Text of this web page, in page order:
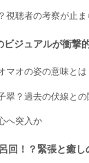
視聴者の考察が止ま
ビジュアルが衝撃
マオの姿の意味とは
翠？過去の伏線との
へ突入か
回！？緊張と癒し